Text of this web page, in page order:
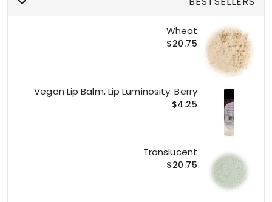
Wheat
$20.75
Vegan Lip Balm, Lip Luminosity: Berry
$4.25
Translucent
$20.75